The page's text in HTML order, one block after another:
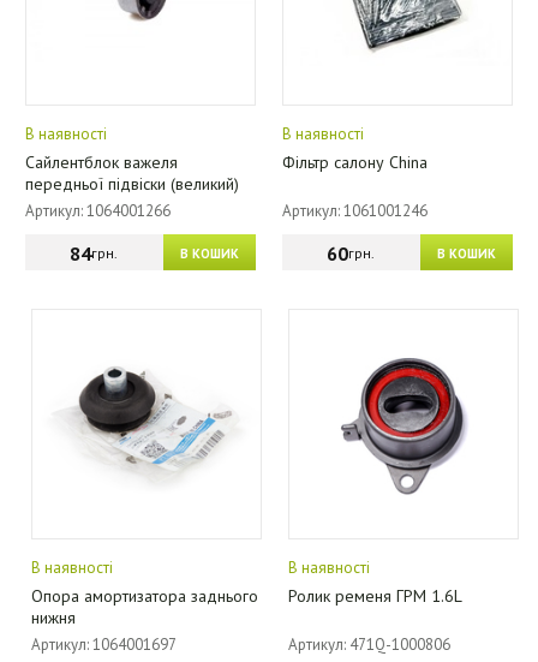
В наявності
Сайлентблок важеля
передньої підвіски (великий)
Артикул: 1064001266
В КОШИК
84грн.
В наявності
Фільтр салону China
Артикул: 1061001246
В КОШИК
60грн.
В наявності
Опора амортизатора заднього
нижня
Артикул: 1064001697
В наявності
Ролик ременя ГРМ 1.6L
Артикул: 471Q-1000806